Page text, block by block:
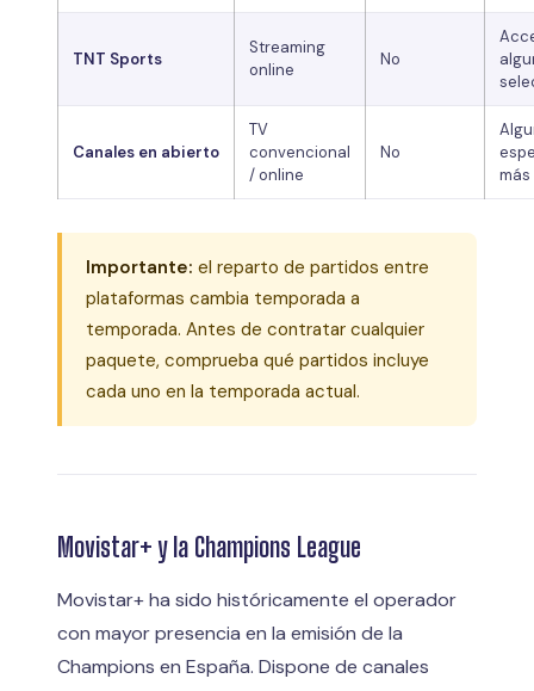
TNT Sports
Streaming
online
No
Canales en abierto
TV
convencional
/ online
No
Importante: el reparto de partidos entre
plataformas cambia temporada a
temporada. Antes de contratar cualquier
paquete, comprueba qué partidos incluye
cada uno en la temporada actual.
Movistar+ y la Champions League
Movistar+ ha sido históricamente el operador
con mayor presencia en la emisión de la
Champions en España. Dispone de canales